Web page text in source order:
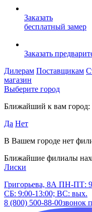
Заказать
бесплатный замер
Заказать
Дилерам Поставщикам
магазин
Выберите город
Ближайший к вам город:
Да Нет
В Вашем городе нет
Ближайшие филиалы
Лиски
Григорьева, 8А ПН-ПТ:
СБ: 9:00-13:00; ВС: вых.
8 (800) 500-88-00звонок